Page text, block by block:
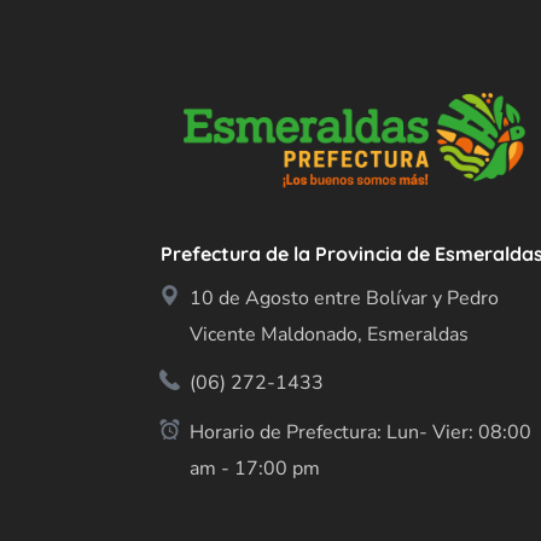
Prefectura de la Provincia de
10 de Agosto entre Bolívar y Pedro
Vicente Maldonado, Esmeraldas
(06) 272-1433
Horario de Prefectura: Lun- Vier: 08:00
am - 17:00 pm